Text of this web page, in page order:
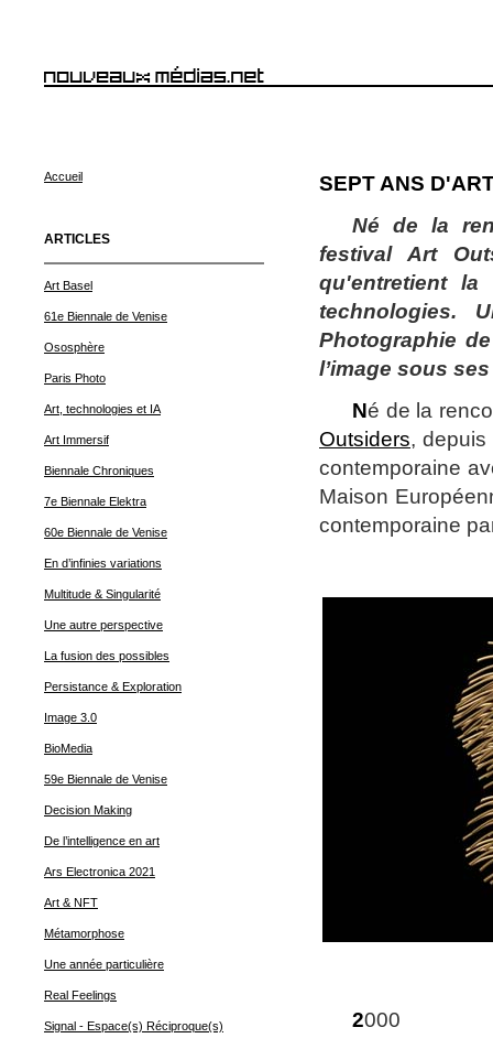
Accueil
ARTICLES
Art Basel
61e Biennale de Venise
Ososphère
Paris Photo
Art, technologies et IA
Art Immersif
Biennale Chroniques
7e Biennale Elektra
60e Biennale de Venise
En d’infinies variations
Multitude & Singularité
Une autre perspective
La fusion des possibles
Persistance & Exploration
Image 3.0
BioMedia
59e Biennale de Venise
Decision Making
De l’intelligence en art
Ars Electronica 2021
Art & NFT
Métamorphose
Une année particulière
Real Feelings
Signal - Espace(s) Réciproque(s)
SEPT ANS
Né de la
festival Art
qu'entretient
technologies.
Photographie
l’image sous
Né de la
Outsiders,
contemporaine
Maison
contemporaine
2000